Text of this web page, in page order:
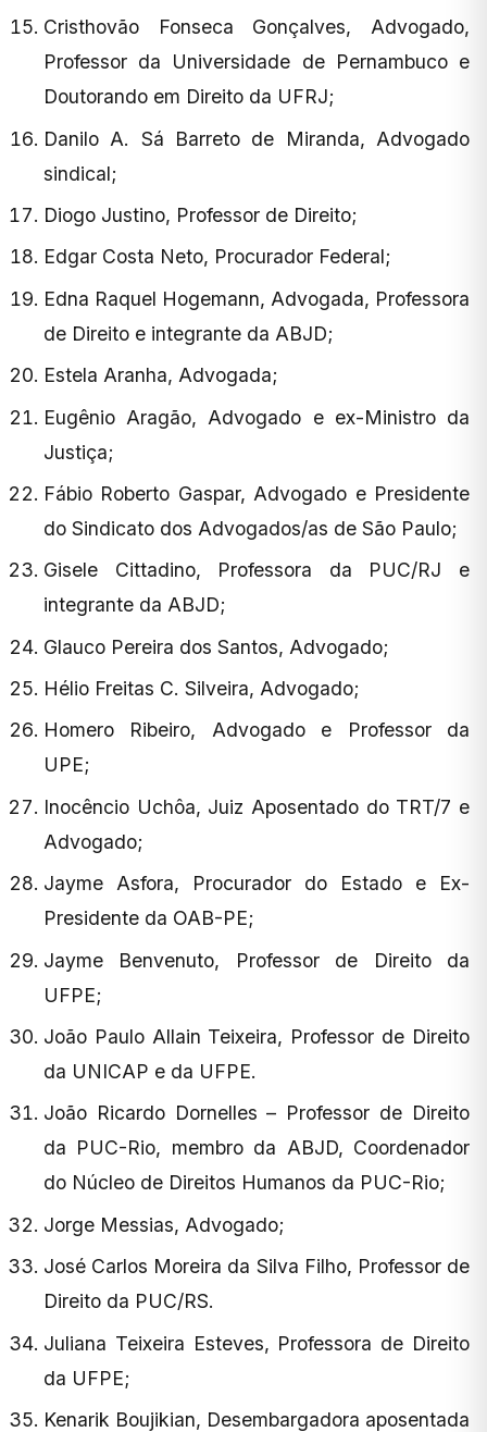
Cristhovão Fonseca Gonçalves, Advogado,
Professor da Universidade de Pernambuco e
Doutorando em Direito da UFRJ;
Danilo A. Sá Barreto de Miranda, Advogado
sindical;
Diogo Justino, Professor de Direito;
Edgar Costa Neto, Procurador Federal;
Edna Raquel Hogemann, Advogada, Professora
de Direito e integrante da ABJD;
Estela Aranha, Advogada;
Eugênio Aragão, Advogado e ex-Ministro da
Justiça;
Fábio Roberto Gaspar, Advogado e Presidente
do Sindicato dos Advogados/as de São Paulo;
Gisele Cittadino, Professora da PUC/RJ e
integrante da ABJD;
Glauco Pereira dos Santos, Advogado;
Hélio Freitas C. Silveira, Advogado;
Homero Ribeiro, Advogado e Professor da
UPE;
Inocêncio Uchôa, Juiz Aposentado do TRT/7 e
Advogado;
Jayme Asfora, Procurador do Estado e Ex-
Presidente da OAB-PE;
Jayme Benvenuto, Professor de Direito da
UFPE;
João Paulo Allain Teixeira, Professor de Direito
da UNICAP e da UFPE.
João Ricardo Dornelles – Professor de Direito
da PUC-Rio, membro da ABJD, Coordenador
do Núcleo de Direitos Humanos da PUC-Rio;
Jorge Messias, Advogado;
José Carlos Moreira da Silva Filho, Professor de
Direito da PUC/RS.
Juliana Teixeira Esteves, Professora de Direito
da UFPE;
Kenarik Boujikian, Desembargadora aposentada